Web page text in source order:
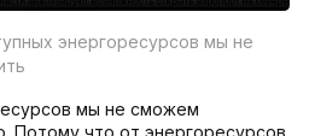
энергоресурсов мы не
мы не сможем